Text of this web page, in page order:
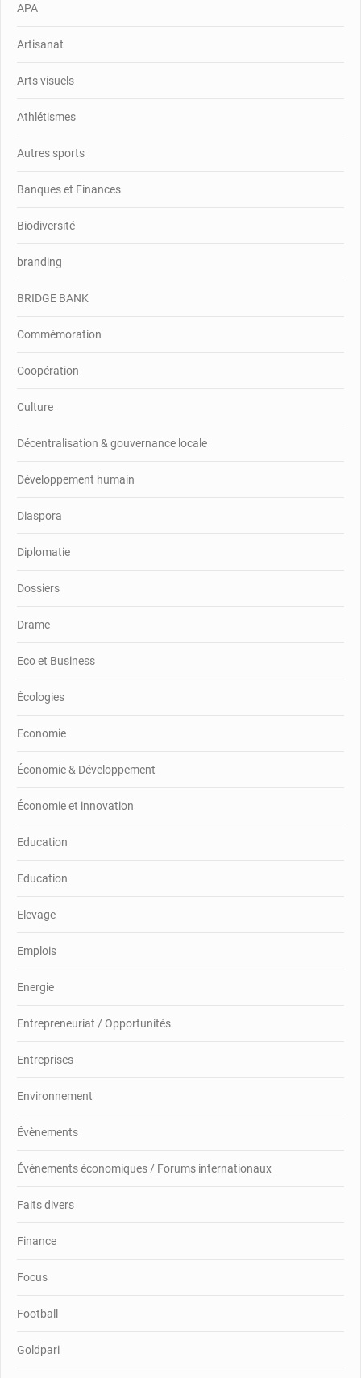
APA
Artisanat
Arts visuels
Athlétismes
Autres sports
Banques et Finances
Biodiversité
branding
BRIDGE BANK
Commémoration
Coopération
Culture
Décentralisation & gouvernance locale
Développement humain
Diaspora
Diplomatie
Dossiers
Drame
Eco et Business
Écologies
Economie
Économie & Développement
Économie et innovation
Education
Education
Elevage
Emplois
Energie
Entrepreneuriat / Opportunités
Entreprises
Environnement
Évènements
Événements économiques / Forums internationaux
Faits divers
Finance
Focus
Football
Goldpari